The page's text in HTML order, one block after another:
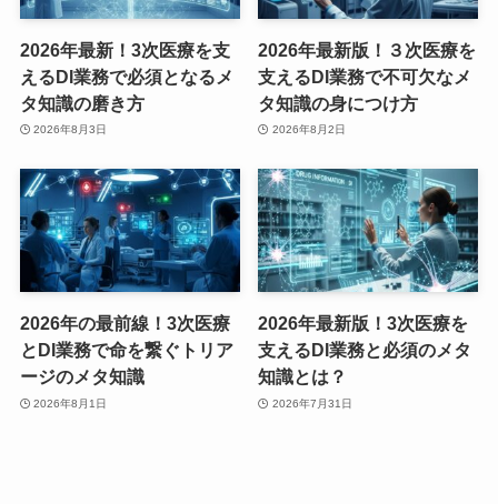
2026年最新！3次医療を支
えるDI業務で必須となるメ
タ知識の磨き方
2026年8月3日
2026年最新版！３次医療を
支えるDI業務で不可欠なメ
タ知識の身につけ方
2026年8月2日
2026年の最前線！3次医療
とDI業務で命を繋ぐトリア
ージのメタ知識
2026年8月1日
2026年最新版！3次医療を
支えるDI業務と必須のメタ
知識とは？
2026年7月31日